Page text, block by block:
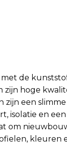
de
zijn hoge
zijn een
isolatie en
om
kleuren